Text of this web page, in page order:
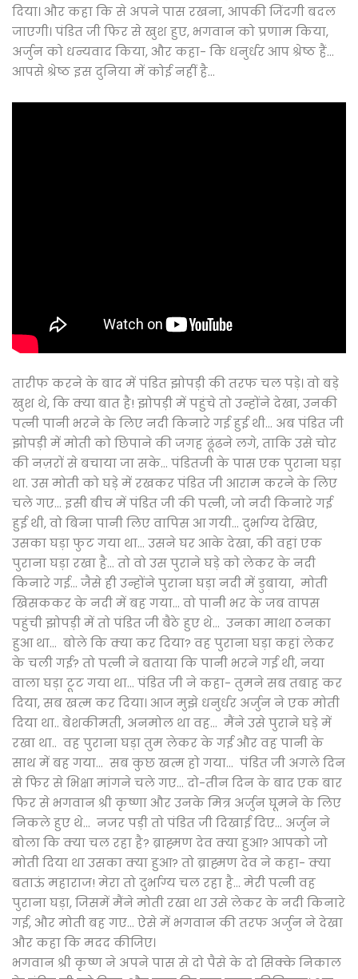
दिया। और कहा कि से अपने पास रखना, आपकी जिंदगी बदल
जाएगी। पंडित जी फिर से खुश हुए, भगवान को प्रणाम किया,
अर्जुन को धन्यवाद किया, और कहा- कि धनुर्धर आप श्रेष्ठ हैं...
आपसे श्रेष्ठ इस दुनिया में कोई नहीं है...
तारीफ करने के बाद में पंडित झोपड़ी की तरफ चल पड़े। वो बड़े
खुश थे, कि क्या बात है! झोपड़ी में पहुंचे तो उन्होंने देखा, उनकी
पत्नी पानी भरने के लिए नदी किनारे गई हुई थी... अब पंडित जी
झोपड़ी में मोती को छिपाने की जगह ढूंढने लगे, ताकि उसे चोर
की नज़रों से बचाया जा सके... पंडितजी के पास एक पुराना घड़ा
था. उस मोती को घड़े में रखकर पंडित जी आराम करने के लिए
चले गए... इसी बीच में पंडित जी की पत्नी, जो नदी किनारे गई
हुई थी, वो बिना पानी लिए वापिस आ गयी... दुर्भाग्य देखिए,
उसका घड़ा फुट गया था... उसने घर आके देखा, की वहां एक
पुराना घड़ा रखा है... तो वो उस पुराने घड़े को लेकर के नदी
किनारे गई... जैसे ही उन्होंने पुराना घड़ा नदी में डुबाया, मोती
खिसककर के नदी में बह गया... वो पानी भर के जब वापस
पहुंची झोपड़ी में तो पंडित जी बैठे हुए थे... उनका माथा ठनका
हुआ था... बोले कि क्या कर दिया? वह पुराना घड़ा कहां लेकर
के चली गई? तो पत्नी ने बताया कि पानी भरने गई थी, नया
वाला घड़ा टूट गया था... पंडित जी ने कहा- तुमने सब तबाह कर
दिया, सब खत्म कर दिया। आज मुझे धनुर्धर अर्जुन ने एक मोती
दिया था.. बेशकीमती, अनमोल था वह... मैंने उसे पुराने घड़े में
रखा था.. वह पुराना घड़ा तुम लेकर के गई और वह पानी के
साथ में बह गया... सब कुछ खत्म हो गया... पंडित जी अगले दिन
से फिर से भिक्षा मांगने चले गए... दो-तीन दिन के बाद एक बार
फिर से भगवान श्री कृष्णा और उनके मित्र अर्जुन घूमने के लिए
निकले हुए थे... नजर पड़ी तो पंडित जी दिखाई दिए... अर्जुन ने
बोला कि क्या चल रहा है? ब्राह्मण देव क्या हुआ? आपको जो
मोती दिया था उसका क्या हुआ? तो ब्राह्मण देव ने कहा- क्या
बताऊं महाराज! मेरा तो दुर्भाग्य चल रहा है... मेरी पत्नी वह
पुराना घड़ा, जिसमें मैंने मोती रखा था उसे लेकर के नदी किनारे
गई, और मोती बह गए... ऐसे में भगवान की तरफ अर्जुन ने देखा
और कहा कि मदद कीजिए।
भगवान श्री कृष्ण ने अपने पास से दो पैसे के दो सिक्के निकाल